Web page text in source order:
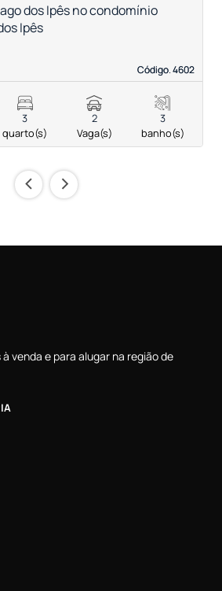
Código. 4602
Código. 4602
dos Ipês no condomínio
Ipês
3
quarto(s)
2
Vaga(s)
3
banho(s)
‹ ›
venda e para alugar na região de